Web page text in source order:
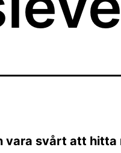
vara svårt att